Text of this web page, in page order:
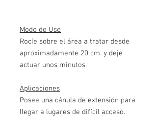
Modo de Uso
Rocíe sobre el área a tratar desde
aproximadamente 20 cm. y deje
actuar unos minutos.
Aplicaciones
Posee una cánula de extensión para
llegar a lugares de difícil acceso.